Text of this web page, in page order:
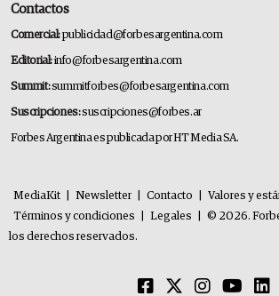
Contactos
Comercial:publicidad@forbesargentina.com
Editorial:info@forbesargentina.com
Summit:summitforbes@forbesargentina.com
Suscripciones:suscripciones@forbes.ar
Forbes Argentina es publicada por HT Media SA.
MediaKit Newsletter Contacto Valores y
Términos y condiciones
Legales
© 2026.
los derechos reservados.